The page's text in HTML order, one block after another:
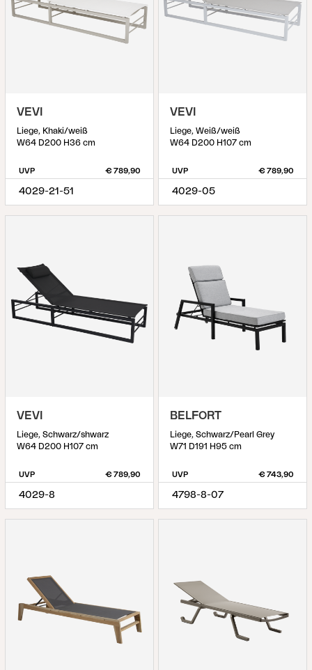
VEVI
Liege, Khaki/weiß
W64 D200 H36 cm
UVP € 789,90
4029-21-51
VEVI
Liege, Weiß/weiß
W64 D200 H107 cm
UVP € 789,90
4029-05
VEVI
Liege, Schwarz/shwarz
W64 D200 H107 cm
UVP € 789,90
4029-8
BELFORT
Liege, Schwarz/Pearl Grey
W71 D191 H95 cm
UVP € 743,90
4798-8-07